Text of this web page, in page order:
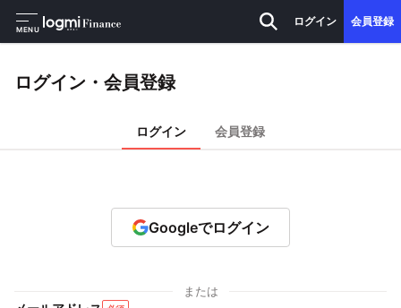
MENU
ログイン 会員登録
ログイン・会員登録
ログイン 会員登録
Googleでログイン
または